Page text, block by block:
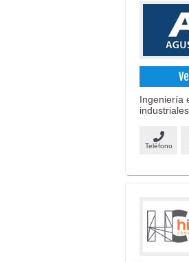
Ingeniería
Teléfono